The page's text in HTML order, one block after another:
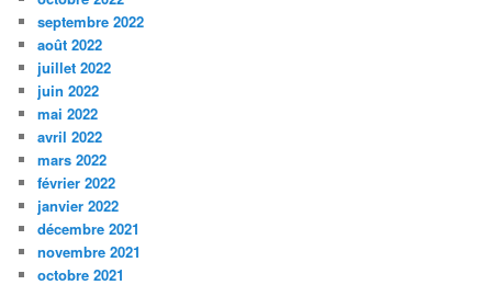
septembre 2022
août 2022
juillet 2022
juin 2022
mai 2022
avril 2022
mars 2022
février 2022
janvier 2022
décembre 2021
novembre 2021
octobre 2021